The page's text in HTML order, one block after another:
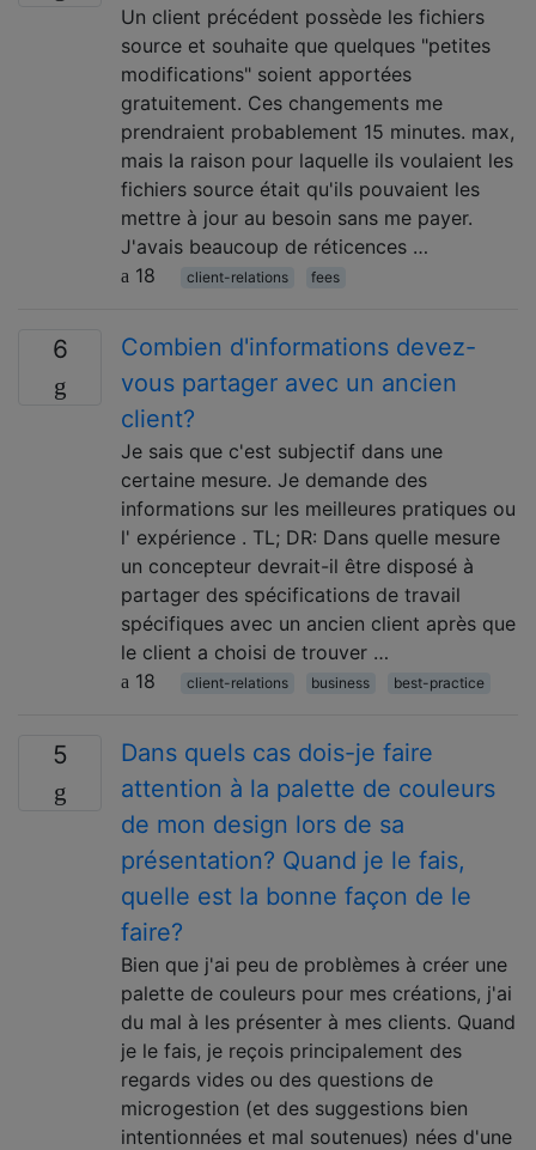
Un client précédent possède les fichiers
source et souhaite que quelques "petites
modifications" soient apportées
gratuitement. Ces changements me
prendraient probablement 15 minutes. max,
mais la raison pour laquelle ils voulaient les
fichiers source était qu'ils pouvaient les
mettre à jour au besoin sans me payer.
J'avais beaucoup de réticences …
18
client-relations fees
6
Combien d'informations devez-
vous partager avec un ancien
client?
Je sais que c'est subjectif dans une
certaine mesure. Je demande des
informations sur les meilleures pratiques ou
l' expérience . TL; DR: Dans quelle mesure
un concepteur devrait-il être disposé à
partager des spécifications de travail
spécifiques avec un ancien client après que
le client a choisi de trouver …
18
client-relations business best-practice
5
Dans quels cas dois-je faire
attention à la palette de couleurs
de mon design lors de sa
présentation? Quand je le fais,
quelle est la bonne façon de le
faire?
Bien que j'ai peu de problèmes à créer une
palette de couleurs pour mes créations, j'ai
du mal à les présenter à mes clients. Quand
je le fais, je reçois principalement des
regards vides ou des questions de
microgestion (et des suggestions bien
intentionnées et mal soutenues) nées d'une